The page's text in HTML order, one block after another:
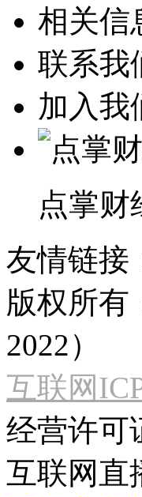
相关信
联系我
加入我
点掌财
友情链接
版权所有
2022）
互联网
经营许可
互联网直